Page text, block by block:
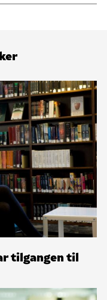
tilgangen til